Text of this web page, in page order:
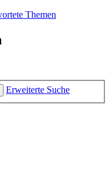
Themen
Erweiterte Suche